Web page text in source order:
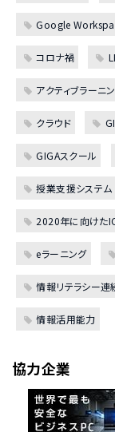
Google
コロナ禍
アクティブラーニ
クラウド
GIGAスクール
授業支援システム
2020年に向けた
eラーニング
情報リテラシー連
情報活用能力
協力企業